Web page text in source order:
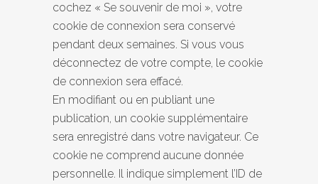
cochez « Se souvenir de moi », votre
cookie de connexion sera conservé
pendant deux semaines. Si vous vous
déconnectez de votre compte, le cookie
de connexion sera effacé.
En modifiant ou en publiant une
publication, un cookie supplémentaire
sera enregistré dans votre navigateur. Ce
cookie ne comprend aucune donnée
personnelle. Il indique simplement l’ID de